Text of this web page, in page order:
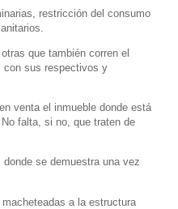
restricción del consumo
que también corren el
con sus respectivos y
venta el inmueble donde está
falta, si no, que traten de
se demuestra una vez
a la estructura